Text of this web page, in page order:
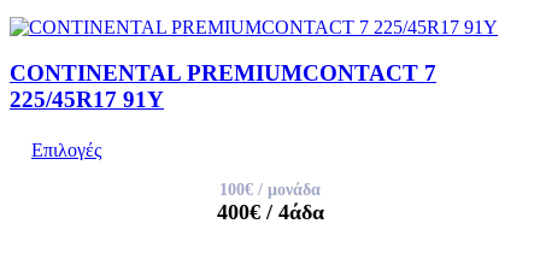
CONTINENTAL PREMIUMCONTACT 7
225/45R17 91Y
Επιλογές
100€ / μονάδα
400€/ 4άδα